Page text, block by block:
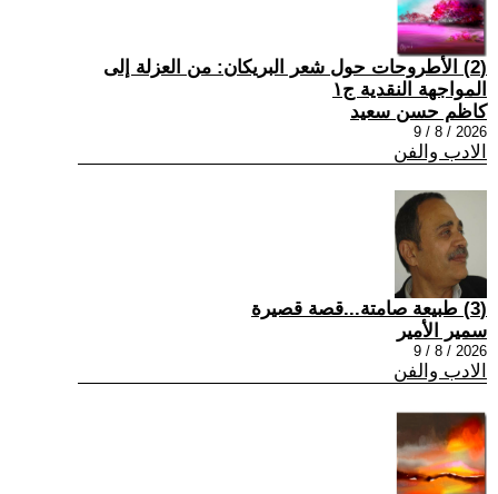
(2) الأطروحات حول شعر البريكان: من العزلة إلى
المواجهة النقدية ج١
كاظم حسن سعيد
2026 / 8 / 9
الادب والفن
(3) طبيعة صامتة...قصة قصيرة
سمير الأمير
2026 / 8 / 9
الادب والفن